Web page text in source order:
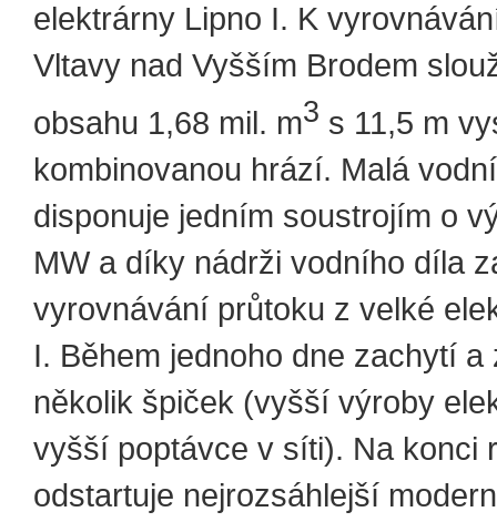
elektrárny Lipno I. K
Vltavy nad Vyšším Brodem
obsahu 1,68 mil. m3 s 11,5 m
kombinovanou hrází. Malá
disponuje jedním soustrojím o
MW a díky nádrži vodního díla
vyrovnávání průtoku z velké
I. Během jednoho dne zachytí a
několik špiček (vyšší výroby
vyšší poptávce v síti). Na konci
odstartuje nejrozsáhlejší